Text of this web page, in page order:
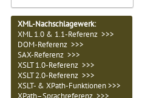
XML-Nachschlagewerk:
XML 1.0 & 1.1-Referenz >>>
DOM-Referenz >>>
SAX-Referenz >>>
XSLT 1.0-Referenz >>>
XSLT 2.0-Referenz >>>
XSLT- & XPath-Funktionen >>>
XPath–Sprachreferenz >>>